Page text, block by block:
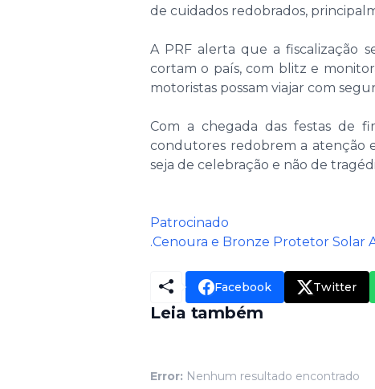
de cuidados redobrados,
A PRF alerta que a fiscalização
cortam o país, com blitz e
motoristas possam viajar com
Com a chegada das festas de
condutores redobrem a atenção
seja de celebração e não de
Patrocinado
.Cenoura e Bronze Protetor Solar
Facebook Twitter
Leia também
Error: Nenhum resultado encontrado